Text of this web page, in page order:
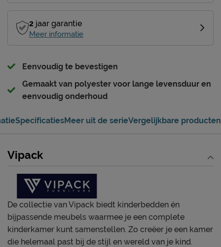
2 jaar garantie
Meer informatie
Eenvoudig te bevestigen
Gemaakt van polyester voor lange levensduur en
eenvoudig onderhoud
SpecificatiesMeer uit de serieVergelijkbare producten
Vipack
De collectie van Vipack biedt kinderbedden én
bijpassende meubels waarmee je een complete
kinderkamer kunt samenstellen. Zo creëer je een kamer
die helemaal past bij de stijl en wereld van je kind.